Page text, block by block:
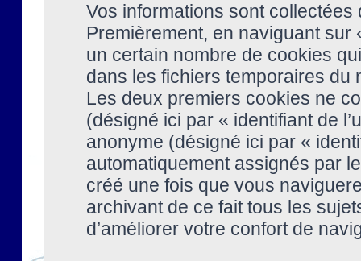
Vos informations sont
Premièrement, en naviguant
un certain nombre de cookies
dans les fichiers temporaires du
Les deux premiers cookies ne
(désigné ici par « identifiant de
anonyme (désigné ici par «
automatiquement assignés par
créé une fois que vous
archivant de ce fait tous les
d’améliorer votre confort de